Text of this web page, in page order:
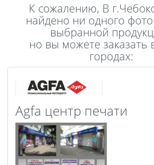
Фотоколлаж
Фотобокс
Пластификация
самоклеящемся виниле
акриле
Печать на баннере
Фотообои
Трафареты
Печать на прозрачной
К сожалению, В
найдено ни одного
выбранной
но вы можете заказать
городах:
Agfa центр печати